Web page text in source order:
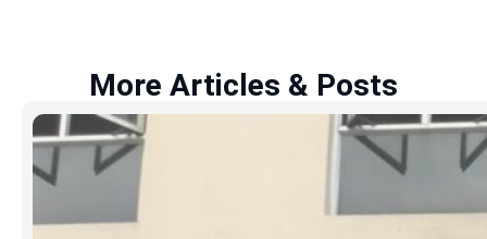
More Articles & Posts